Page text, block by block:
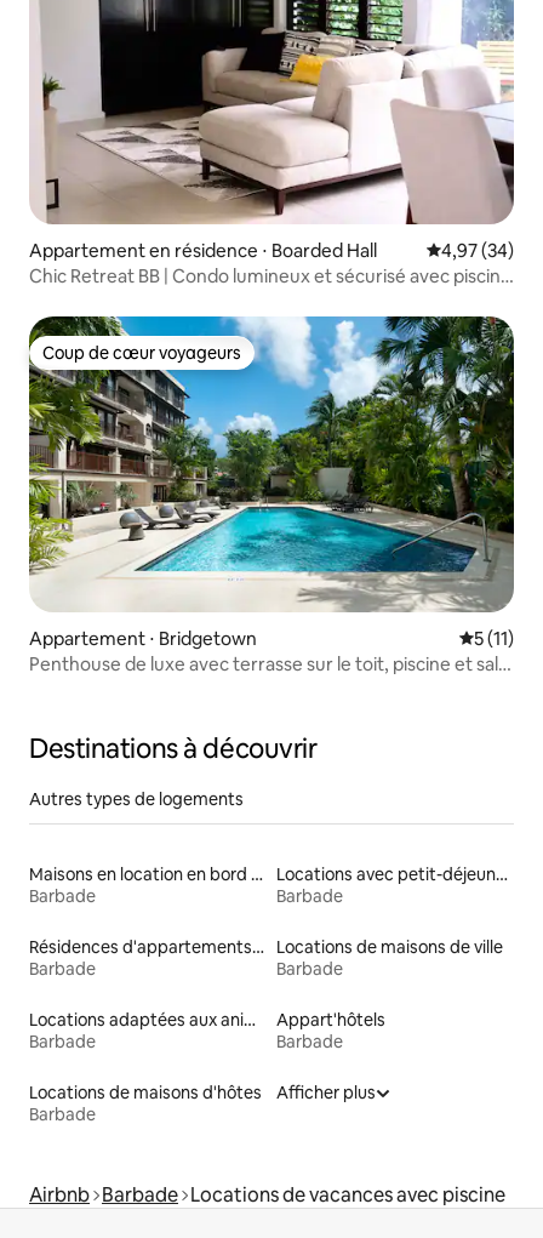
Appartement en résidence ⋅ Boarded Hall Évaluation
4,97 (34)
Chic Retreat BB | Condo lumineux et sécurisé avec piscine
Coup de cœur voyageurs
Coup de cœur voyageurs
Appartement ⋅ Bridgetown
5 (11)
Penthouse de luxe avec terrasse sur le toit, piscine et salle
Destinations à découvrir
Autres types de logements
Maisons en location en bord de mer
Barbade
Locations avec petit-déjeuner
Barbade
Résidences d'appartements en bord de mer
Barbade
Locations de maisons de ville
Barbade
Locations adaptées aux animaux
Barbade
Appart'hôtels
Barbade
Locations de maisons d'hôtes
Barbade
Afficher plus
Airbnb Barbade Locations de vacances avec piscine